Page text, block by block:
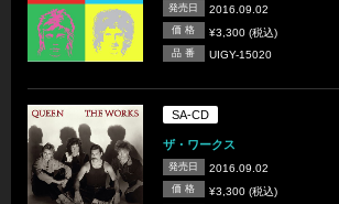
発売日 2016.09.02
価 格 ¥3,300 (税込)
品 番 UIGY-15020
SA-CD
ザ・ワークス
発売日 2016.09.02
価 格 ¥3,300 (税込)